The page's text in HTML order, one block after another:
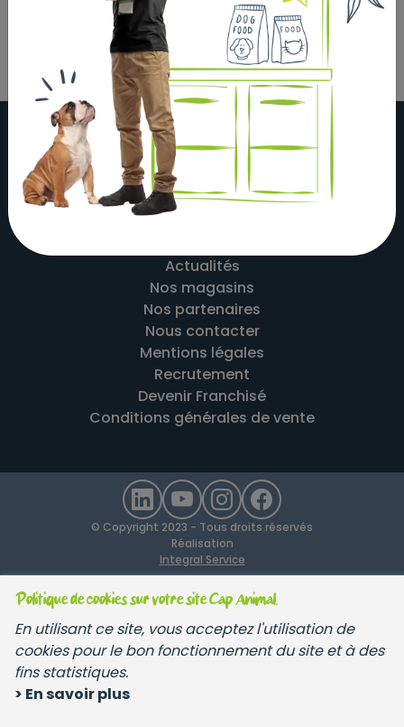
Politique de cookies sur votre site Cap Animal.
En utilisant ce site, vous acceptez l'utilisation de
cookies pour le bon fonctionnement du site et à des
fins statistiques.
> En savoir plus
Actualités
Nos magasins
Nos partenaires
Nous contacter
Mentions légales
Recrutement
Devenir Franchisé
Conditions générales de vente
© Copyright 2023 - Tous droits réservés
Réalisation
Integral Service